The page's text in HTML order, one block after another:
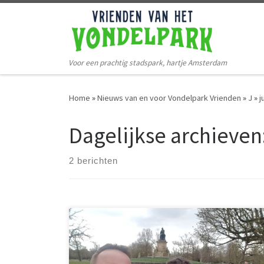
Voor een prachtig stadspark, hartje Amsterdam
Home »Nieuws van en voor Vondelpark Vrienden » J »
Dagelijkse
2 berichten
Aan alles komt een eind. Een aantal maanden heb ik
oa de social media en website mogen beheren.